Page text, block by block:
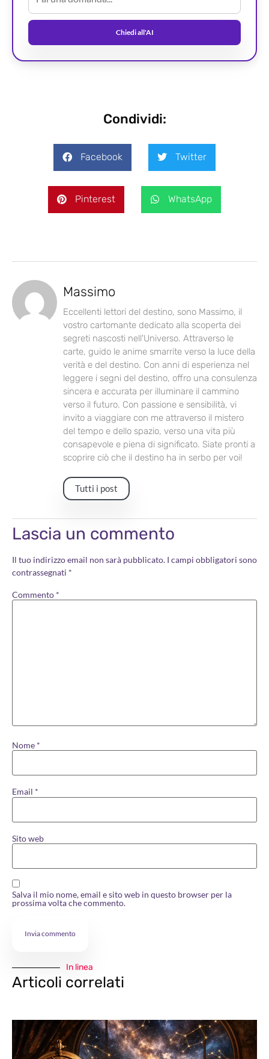
Chiedi all'AI
Condividi:
Facebook Twitter
Pinterest WhatsApp
Massimo
Eccellenti lettori del destino, sono Massimo, il
vostro cartomante dedicato alla scoperta dei
segreti nascosti nell'Universo. Attraverso le
carte, guido le anime smarrite verso la luce della
verità e del destino. Con anni di esperienza nel
leggere i segni del destino, offro una consulenza
sincera e accurata per illuminare il cammino
verso il futuro. Con passione e sensibilità, vi
invito a viaggiare con me attraverso il mistero
del tempo e dello spazio, verso una vita più
consapevole e piena di significato. Siate pronti a
scoprire ciò che il destino ha in serbo per voi!
Tutti i post
Lascia un commento
Il tuo indirizzo email non sarà pubblicato. I campi obbligatori sono
contrassegnati *
Commento *
Nome *
Email *
Sito web
Salva il mio nome, email e sito web in questo browser per la
prossima volta che commento.
In linea
Articoli correlati